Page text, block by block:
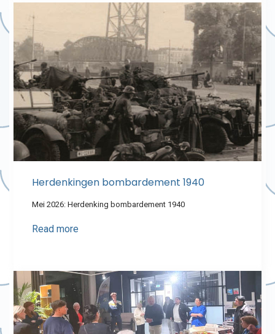
Herdenkingen bombardement 1940
Mei 2026: Herdenking bombardement 1940
Read more